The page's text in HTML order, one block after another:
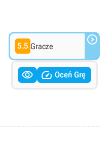
5.5 Gracze 
  Oceń Grę